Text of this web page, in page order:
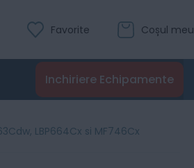
Coșul meu
Favorite
Inchiriere Echipamente
LBP664Cx si MF746Cx
Evaluare:
0
% of 100
Recenzii
Adaugă în coș